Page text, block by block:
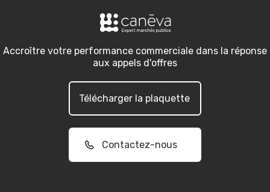
Accroître votre performance commerciale dans la réponse
aux appels d'offres
Télécharger la plaquette
Contactez-nous